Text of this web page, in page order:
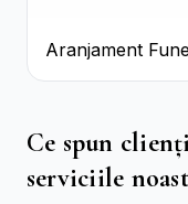
Aranjament
Albi Crizanteme
Ce spun
serviciile